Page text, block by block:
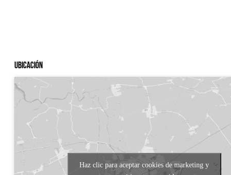
Ubicación
Haz clic para aceptar cookies de marketing y